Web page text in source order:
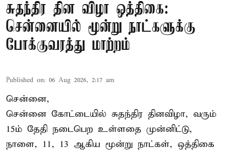
சுதந்திர தின விழா ஒத்திகை:
சென்னையில் மூன்று நாட்களுக்கு
போக்குவரத்து மாற்றம்
Published on: 06 Aug 2026, 2:17 am
சென்னை,
சென்னை கோட்டையில் சுதந்திர தினவிழா, வரும்
15ம் தேதி நடைபெற உள்ளதை முன்னிட்டு,
நாளை, 11, 13 ஆகிய மூன்று நாட்கள், ஒத்திகை